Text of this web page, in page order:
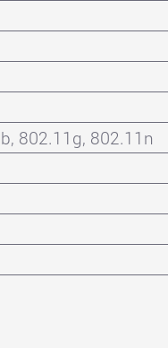
802.11g, 802.11n